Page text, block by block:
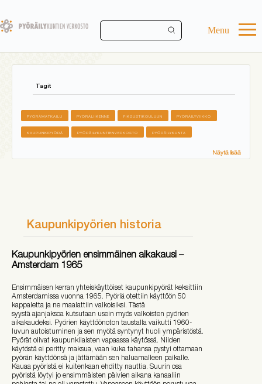
main
Menu
Tagit
PYÖRÄMATKAILU PYÖRÄLIIKENNE FIKSUSTIKOULUUN PYÖRÄILYVIIKKO
KAUPUNKIPYÖRÄ PYÖRÄILYKUNTIENVERKOSTO PYÖRÄILYKUNTA
Näytä lisää
Kaupunkipyörien historia
Kaupunkipyörien ensimmäinen aikakausi –
Amsterdam 1965
Ensimmäisen kerran yhteiskäyttöiset kaupunkipyörät keksittiin
Amsterdamissa vuonna 1965. Pyöriä otettiin käyttöön 50
kappaletta ja ne maalattiin valkoisiksi. Tästä
syystä ajanjaksoa kutsutaan usein myös valkoisten pyörien
aikakaudeksi. Pyörien käyttöönoton taustalla vaikutti 1960-
luvun autoistuminen ja sen myötä syntynyt huoli ympäristöstä.
Pyörät olivat kaupunkilaisten vapaassa käytössä. Niiden
käytöstä ei peritty maksua, vaan kuka tahansa pystyi ottamaan
pyörän käyttöönsä ja jättämään sen haluamalleen paikalle.
Kauaa pyöristä ei kuitenkaan ehditty nauttia. Suurin osa
pyöristä löytyi jo ensimmäisten päivien aikana kanaaliin